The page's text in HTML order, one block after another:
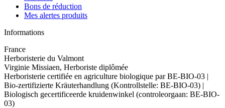
Bons de réduction
Mes alertes produits
Informations
France
Herboristerie du Valmont
Virginie Missiaen, Herboriste diplômée
Herboristerie certifiée en agriculture biologique par BE-BIO-03 |
Bio-zertifizierte Kräuterhandlung (Kontrollstelle: BE-BIO-03) |
Biologisch gecertificeerde kruidenwinkel (controleorgaan: BE-BIO-
03)